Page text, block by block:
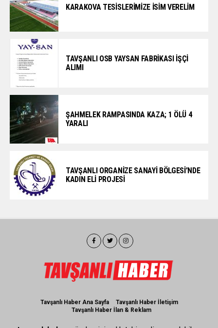
KARAKOVA TESİSLERİMİZE İSİM VERELİM
TAVŞANLI OSB YAYSAN FABRİKASI İŞÇİ
ALIMI
ŞAHMELEK RAMPASINDA KAZA; 1 ÖLÜ 4
YARALI
TAVŞANLI ORGANİZE SANAYİ BÖLGESİ’NDE
KADIN ELİ PROJESİ
Tavşanlı Haber Ana Sayfa
Tavşanlı Haber İletişim
Tavşanlı Haber İlan & Reklam